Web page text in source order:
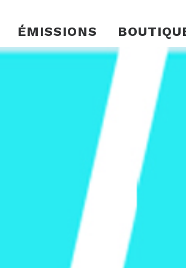
ÉMISSIONS